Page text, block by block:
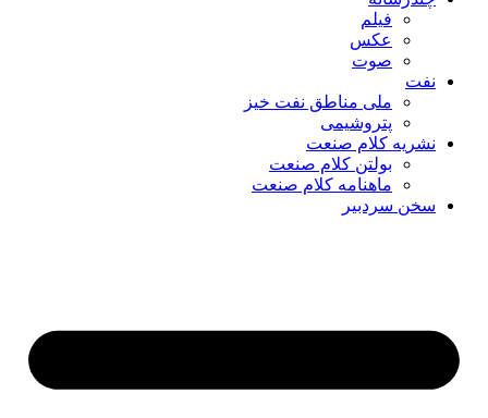
فیلم
عکس
صوت
نفت
ملی مناطق نفت خیز
پتروشیمی
نشریه کلام صنعت
بولتن کلام صنعت
ماهنامه کلام صنعت
سخن سردبیر